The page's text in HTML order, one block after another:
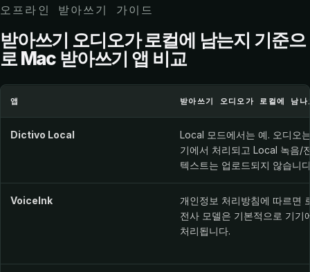
오프라인 받아쓰기 가이드
받아쓰기 오디오가 로컬에 남는지 기준으
로 Mac 받아쓰기 앱 비교
앱 받아쓰기 오디오가 로컬에 남나
Dictivo Local
Local 모드에서는 예. 오디오
기에서 처리되고 Local 녹음/
텍스트는 업로드되지 않습니
VoiceInk
개인정보 처리방침에 따르면
전사 모델은 기본적으로 기기
처리됩니다.